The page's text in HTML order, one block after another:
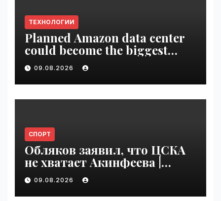
ТЕХНОЛОГИИ
Planned Amazon data center
could become the biggest
climate polluter in the U.S. |
VseTime.ru
09.08.2026
СПОРТ
Обляков заявил, что ЦСКА
не хватает Акинфеева |
VseTime.ru
09.08.2026